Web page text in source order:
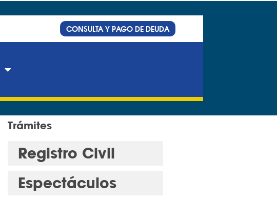
CONSULTA Y PAGO DE DEUDA
Trámites
Registro Civil
Espectáculos